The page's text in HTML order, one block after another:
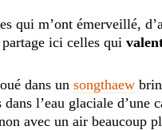
qui m’ont émerveillé,
ici celles qui
dans unsongthaew
l’eau glaciale d’une
avec un air beaucoup